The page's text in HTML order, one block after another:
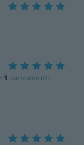
· 1 caricamenti